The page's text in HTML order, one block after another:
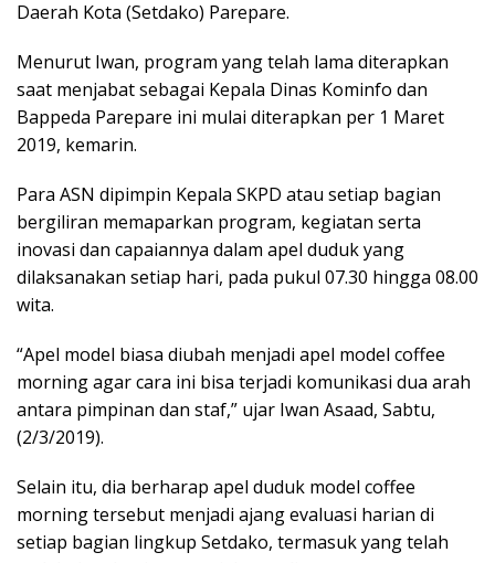
Daerah Kota (Setdako) Parepare.
Menurut Iwan, program yang telah lama diterapkan
saat menjabat sebagai Kepala Dinas Kominfo dan
Bappeda Parepare ini mulai diterapkan per 1 Maret
2019, kemarin.
Para ASN dipimpin Kepala SKPD atau setiap bagian
bergiliran memaparkan program, kegiatan serta
inovasi dan capaiannya dalam apel duduk yang
dilaksanakan setiap hari, pada pukul 07.30 hingga 08.00
wita.
“Apel model biasa diubah menjadi apel model coffee
morning agar cara ini bisa terjadi komunikasi dua arah
antara pimpinan dan staf,” ujar Iwan Asaad, Sabtu,
(2/3/2019).
Selain itu, dia berharap apel duduk model coffee
morning tersebut menjadi ajang evaluasi harian di
setiap bagian lingkup Setdako, termasuk yang telah